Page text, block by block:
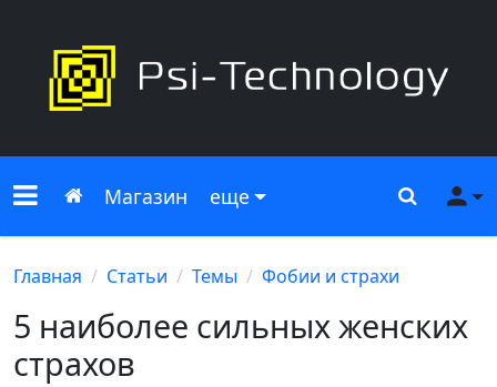
Меню сайта
Главная
Магазин еще Поиск
Главная Статьи Темы Фобии и страхи
5 наиболее сильных женских
страхов